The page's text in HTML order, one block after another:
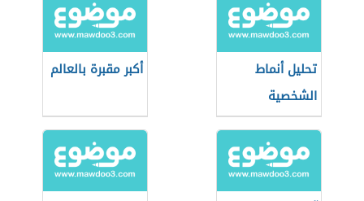
تحليل أنماط
الشخصية
أكبر مقبرة بالعالم